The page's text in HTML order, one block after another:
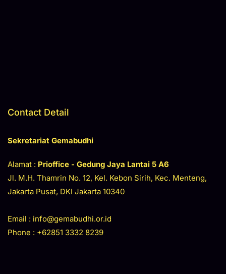
Contact Detail
Sekretariat Gemabudhi
Alamat : Prioffice - Gedung Jaya Lantai 5 A6
Jl. M.H. Thamrin No. 12, Kel. Kebon Sirih, Kec. Menteng,
Jakarta Pusat, DKI Jakarta 10340
Email : info@gemabudhi.or.id
Phone : +62851 3332 8239